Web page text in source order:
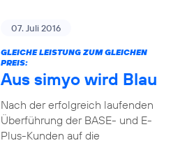
07. Juli 2016
GLEICHE LEISTUNG ZUM GLEICHEN
PREIS:
Aus simyo wird Blau
Nach der erfolgreich laufenden
Überführung der BASE- und E-
Plus-Kunden auf die